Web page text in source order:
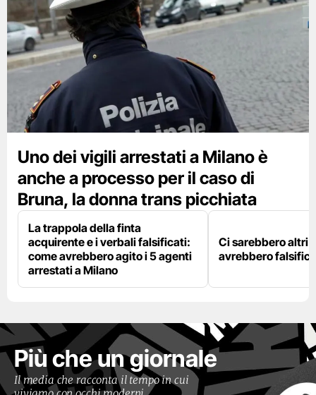
Uno dei vigili arrestati a Milano è
anche a processo per il caso di
Bruna, la donna trans picchiata
La trappola della finta
acquirente e i verbali falsificati:
come avrebbero agito i 5 agenti
arrestati a Milano
Ci sarebbero altri
avrebbero
Più che un giornale
Il media che racconta il tempo in cui